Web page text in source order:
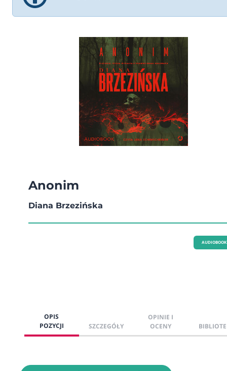
Anonim
Diana Brzezińska
AUDIOBOOK
OPIS
POZYCJI
SZCZEGÓŁY
OPINIE I
OCENY